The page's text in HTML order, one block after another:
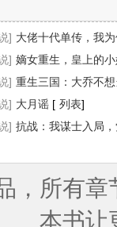
] 大佬十代单传，我
[ 列表]
] 嫡女重生，皇上的
列表]
] 重生三国：大乔不
表 ]
] 大月谣 [ 列表]
] 抗战：我谋士入局
，所有
本书让